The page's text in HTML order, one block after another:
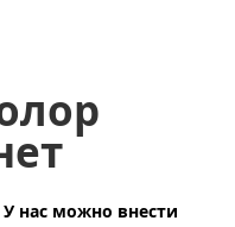
нас можно внести